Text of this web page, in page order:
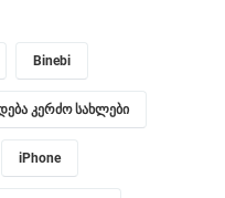
Binebi
კერძო სახლები
iPhone